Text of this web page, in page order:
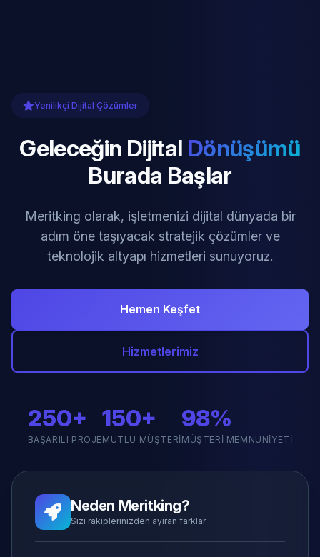
Yenilikçi Dijital Çözümler
Geleceğin Dijital Dönüşümü
Burada Başlar
Meritking olarak, işletmenizi dijital dünyada bir
adım öne taşıyacak stratejik çözümler ve
teknolojik altyapı hizmetleri sunuyoruz.
Hemen Keşfet
Hizmetlerimiz
250+
BAŞARILI PROJE
150+
MUTLU MÜŞTERI
98%
MÜŞTERI MEMNUNIYETI
Neden Meritking?
Sizi rakiplerinizden ayıran farklar